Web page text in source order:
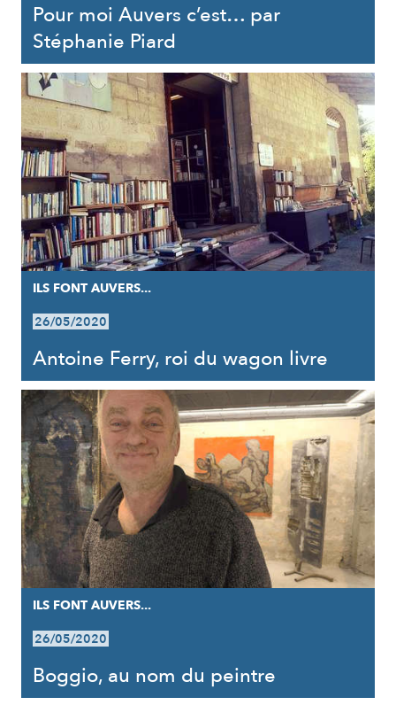
Pour moi Auvers c’est… par
Stéphanie Piard
ILS FONT AUVERS...
26/05/2020
Antoine Ferry, roi du wagon livre
ILS FONT AUVERS...
26/05/2020
Boggio, au nom du peintre